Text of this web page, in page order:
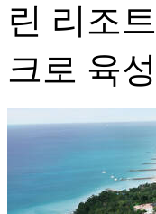
린 리조
크로 육